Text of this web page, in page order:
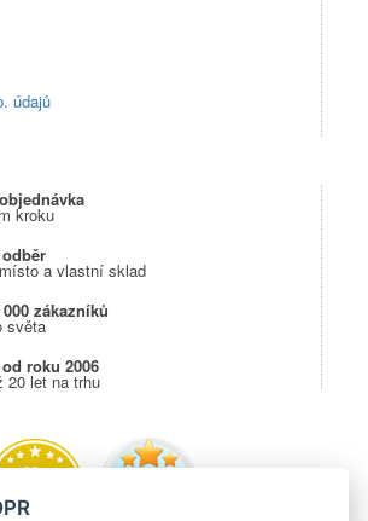
údajů
kroku
a vlastní sklad
zákazníků
světa
roku 2006
20 let na trhu